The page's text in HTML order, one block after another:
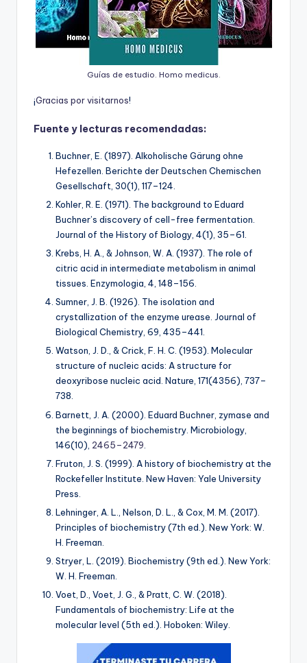
Guías de estudio. Homo medicus.
¡Gracias porvisitarnos!
Fuente y lecturas recomendadas:
Buchner, E. (1897). Alkoholische Gärung ohne
Hefezellen. Berichte der Deutschen Chemischen
Gesellschaft, 30(1), 117–124.
Kohler, R. E. (1971). The background to Eduard
Buchner’s discovery of cell-free fermentation.
Journal of the History of Biology, 4(1), 35–61.
Krebs, H. A., & Johnson, W. A. (1937). The role of
citric acid in intermediate metabolism in animal
tissues. Enzymologia, 4, 148–156.
Sumner, J. B. (1926). The isolation and
crystallization of the enzyme urease. Journal of
Biological Chemistry, 69, 435–441.
Watson, J. D., & Crick, F. H. C. (1953). Molecular
structure of nucleic acids: A structure for
deoxyribose nucleic acid. Nature, 171(4356), 737–
738.
Barnett, J. A. (2000). Eduard Buchner, zymase and
the beginnings of biochemistry. Microbiology,
146(10), 2465–2479
Fruton, J. S. (1999). A history of biochemistry at the
Rockefeller Institute. New Haven: Yale University
Press.
Lehninger, A. L., Nelson, D. L., & Cox, M. M. (2017).
Principles of biochemistry (7th ed.). New York: W.
H. Freeman.
Stryer, L. (2019). Biochemistry (9th ed.). New York:
W. H. Freeman.
Voet, D., Voet, J. G., & Pratt, C. W. (2018).
Fundamentals of biochemistry: Life at the
molecular level (5th ed.). Hoboken: Wiley.